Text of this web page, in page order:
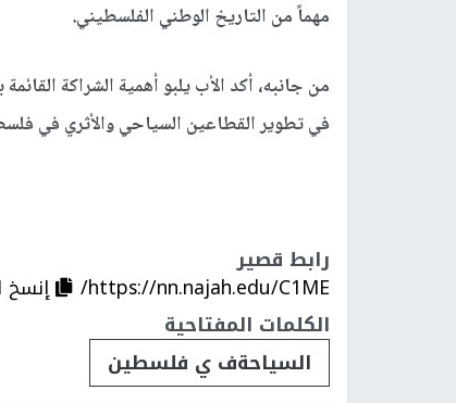
مهماً من التاريخ الوطني الفلسطيني.
من جانبه، أكد الأب يلبو أهمية الشراكة
في تطوير القطاعين السياحي والأثري في
رابط قصير
https://nn.najah.edu/C1ME/
إنسخ
الكلمات المفتاحية
السياحةف ي فلسطين